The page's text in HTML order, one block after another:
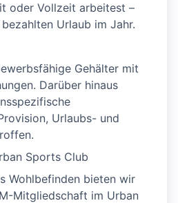
oder Vollzeit arbeitest –
Urlaub im Jahr.
Gehälter mit
Darüber hinaus
Urlaubs- und
Sports Club
Wohlbefinden bieten wir
Mitgliedschaft im Urban